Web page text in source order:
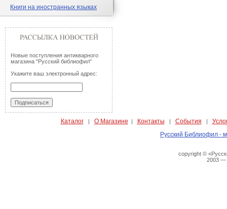
Книги на иностранных языках
Новые поступления антикварного
магазина "Русский библиофил"
Укажите ваш электронный адрес:
Каталог| О Магазине | Контакты | События |
Русский Библиофил -
copyright ©
2003 —